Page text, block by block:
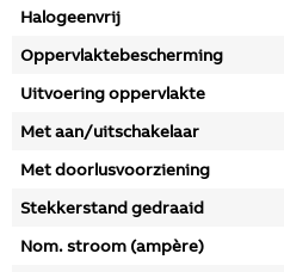
Halogeenvrij
Oppervlaktebescherming
Uitvoering oppervlakte
Met aan/uitschakelaar
Met doorlusvoorziening
Stekkerstand gedraaid
Nom. stroom (ampère)